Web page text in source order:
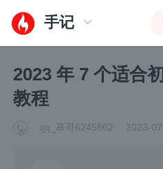
手记
2023 年 7 个适合
教程
qq_慕哥6245862 2023-